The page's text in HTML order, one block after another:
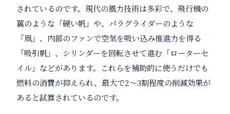
されているのです。現代の風力技術は多彩で、飛行機の
翼のような「硬い帆」や、パラグライダーのような
「凧」、内部のファンで空気を吸い込み推進力を得る
「吸引帆」、シリンダーを回転させて進む「ローターセ
イル」などがあります。これらを補助的に使うだけでも
燃料の消費が抑えられ、最大で2～3割程度の削減効果が
あると試算されているのです。